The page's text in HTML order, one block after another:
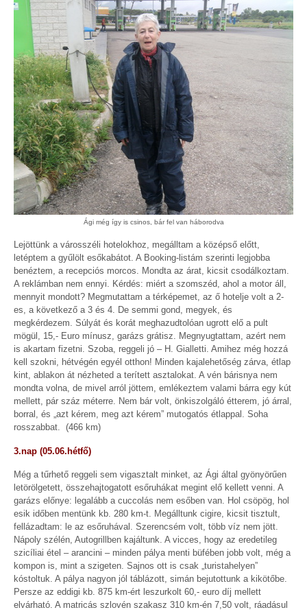
Ági még így is csinos, bár fel van háborodva
Lejöttünk a városszéli hotelokhoz, megálltam a középső előtt,
letéptem a gyűlölt esőkabátot. A Booking-listám szerinti legjobba
benéztem, a recepciós morcos. Mondta az árat, kicsit csodálkoztam.
A reklámban nem ennyi. Kérdés: miért a szomszéd, ahol a motor áll,
mennyit mondott? Megmutattam a térképemet, az ő hotelje volt a 2-
es, a következő a 3 és 4. De semmi gond, megyek, és
megkérdezem. Súlyát és korát meghazudtolóan ugrott elő a pult
mögül, 15,- Euro mínusz, garázs grátisz. Megnyugtattam, azért nem
is akartam fizetni. Szoba, reggeli jó – H. Gialletti. Amihez még hozzá
kell szokni, hétvégén egyél otthon! Minden kajalehetőség zárva, étlap
kint, ablakon át nézheted a terített asztalokat. A vén bárisnya nem
mondta volna, de mivel arról jöttem, emlékeztem valami bárra egy kút
mellett, pár száz méterre. Nem bár volt, önkiszolgáló étterem, jó árral,
borral, és „azt kérem, meg azt kérem” mutogatós étlappal. Soha
rosszabbat. (466 km)
3.nap (05.06.hétfő)
Még a tűrhető reggeli sem vigasztalt minket, az Ági által gyönyörűen
letörölgetett, összehajtogatott esőruhákat megint elő kellett venni. A
garázs előnye: legalább a cuccolás nem esőben van. Hol csöpög, hol
esik időben mentünk kb. 280 km-t. Megálltunk cigire, kicsit tisztult,
fellázadtam: le az esőruhával. Szerencsém volt, több víz nem jött.
Nápoly szélén, Autogrillben kajáltunk. A vicces, hogy az eredetileg
szicíliai étel – arancini – minden pálya menti büfében jobb volt, még a
kompon is, mint a szigeten. Sajnos ott is csak „turistahelyen”
kóstoltuk. A pálya nagyon jól táblázott, simán bejutottunk a kikötőbe.
Persze az eddigi kb. 875 km-ért leszurkolt 60,- euro díj mellett
elvárható. A matricás szlovén szakasz 310 km-én 7,50 volt, ráadásul